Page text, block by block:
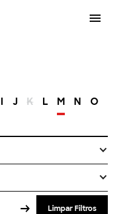
I J K L M N O
Limpar Filtros